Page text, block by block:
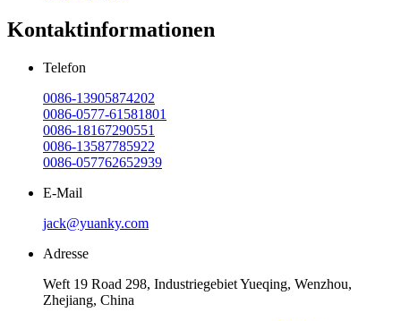
Kontaktinformationen
Telefon
0086-13905874202
0086-0577-61581801
0086-18167290551
0086-13587785922
0086-057762652939
E-Mail
jack@yuanky.com
Adresse
Weft 19 Road 298, Industriegebiet Yueqing, Wenzhou,
Zhejiang, China